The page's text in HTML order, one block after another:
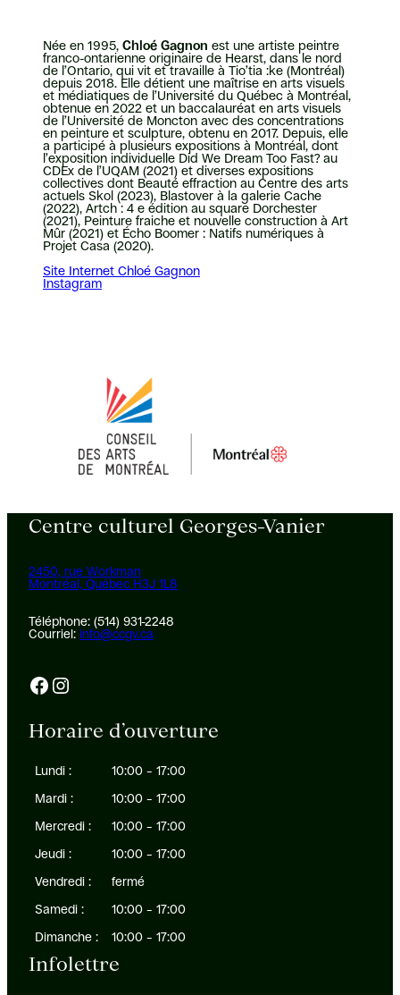
Née en 1995, Chloé Gagnon est une artiste peintre
franco-ontarienne originaire de Hearst, dans le nord
de l’Ontario, qui vit et travaille à Tio’tia :ke (Montréal)
depuis 2018. Elle détient une maîtrise en arts visuels
et médiatiques de l’Université du Québec à Montréal,
obtenue en 2022 et un baccalauréat en arts visuels
de l’Université de Moncton avec des concentrations
en peinture et sculpture, obtenu en 2017. Depuis, elle
a participé à plusieurs expositions à Montréal, dont
l’exposition individuelle Did We Dream Too Fast? au
CDEx de l’UQAM (2021) et diverses expositions
collectives dont Beauté effraction au Centre des arts
actuels Skol (2023), Blastover à la galerie Cache
(2022), Artch : 4 e édition au square Dorchester
(2021), Peinture fraiche et nouvelle construction à Art
Mûr (2021) et Écho Boomer : Natifs numériques à
Projet Casa (2020).
Site Internet Chloé Gagnon
Instagram
Centre culturel Georges-Vanier
2450, rue Workman
Montréal, Québec H3J 1L8
Téléphone: (514) 931-2248
Courriel: info@ccgv.ca
Facebook Instagram
Horaire d’ouverture
Lundi :
10:00 – 17:00
Mardi :
10:00 – 17:00
Mercredi :
10:00 – 17:00
Jeudi :
10:00 – 17:00
Vendredi :
fermé
Samedi :
10:00 – 17:00
Dimanche :
10:00 – 17:00
Infolettre